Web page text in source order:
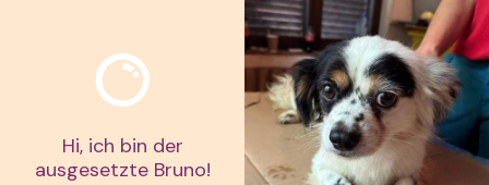
Hi, ich bin der
ausgesetzte Bruno!